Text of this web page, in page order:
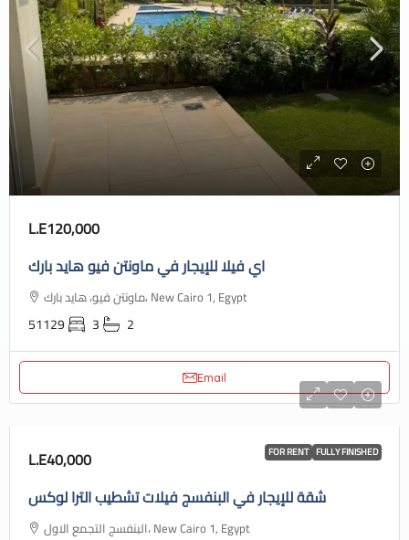
L.E120,000
اي فيلا للإيجار في ماونتن فيو هايد بارك
ماونتن فيو، هايد بارك، New Cairo 1, Egypt
51129 3 2
Email
FOR RENT FULLY FINISHED
L.E40,000
شقة للإيجار في البنفسج فيلات تشطيب الترا لوكس
البنفسج التجمع الاول، New Cairo 1, Egypt